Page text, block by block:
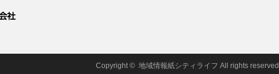
Copyright © 地域情報紙シティライフ All rights reserved.